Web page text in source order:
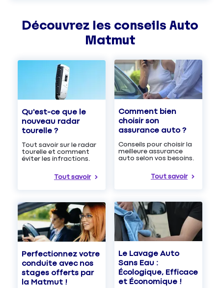
Découvrez les conseils Auto
Matmut
Qu'est-ce que le
nouveau radar
tourelle ?
Tout savoir sur le radar
tourelle et comment
éviter les infractions.
Tout savoir
Comment bien
choisir son
assurance auto ?
Conseils pour choisir la
meilleure assurance
auto selon vos besoins.
Tout savoir
Perfectionnez votre
conduite avec nos
stages offerts par
la Matmut !
Le Lavage Auto
Sans Eau :
Écologique, Efficace
et Économique !